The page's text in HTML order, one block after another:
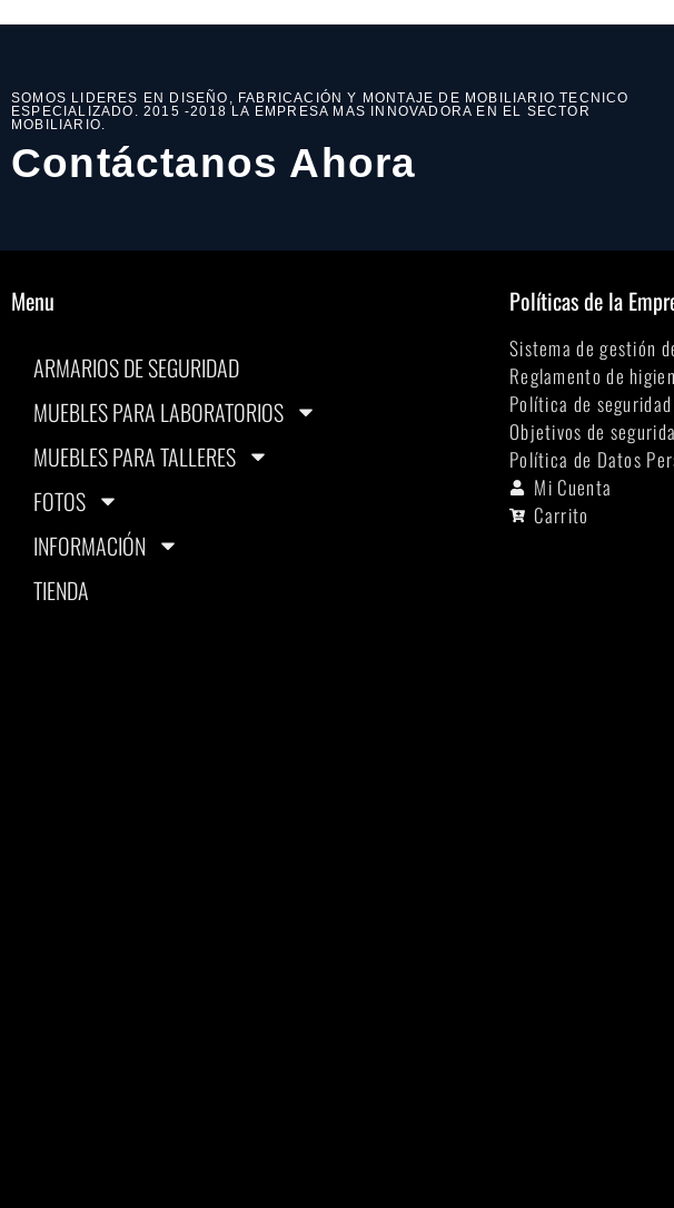
SOMOS LIDERES EN DISEÑO, FABRICACIÓN Y MONTAJE DE MOBILIARIO TECNICO
ESPECIALIZADO. 2015 -2018 LA EMPRESA MAS INNOVADORA EN EL SECTOR
MOBILIARIO.
Contáctanos Ahora
Menu
ARMARIOS DE SEGURIDAD
MUEBLES PARA LABORATORIOS
MUEBLES PARA TALLERES
FOTOS
INFORMACIÓN
TIENDA
Políticas de la
Sistema de gestión
Reglamento de
Política de
Objetivos de
Política de Datos
Mi Cuenta
Carrito